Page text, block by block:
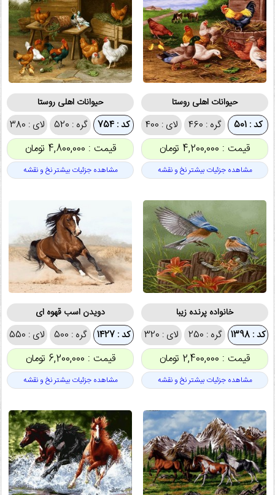
حیوانات اهلی روستا
کد : 501 گره : 460 لای : 400
قیمت : 4,200,000 تومان
مشاهده جزئیات بیشتر نخ و نقشه
حیوانات اهلی روستا
کد : 754 گره : 520 لای : 380
قیمت : 4,800,000 تومان
مشاهده جزئیات بیشتر نخ و نقشه
خانواده پرنده زیبا
کد : 1398 گره : 250 لای : 320
قیمت : 2,400,000 تومان
مشاهده جزئیات بیشتر نخ و نقشه
دویدن اسب قهوه ای
کد : 1427 گره : 500 لای : 550
قیمت : 6,200,000 تومان
مشاهده جزئیات بیشتر نخ و نقشه